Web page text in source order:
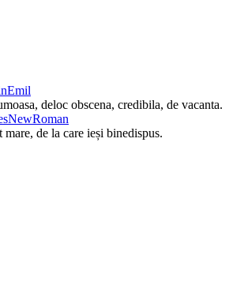
deloc obscena, credibila, de vacanta.
de la care ieși binedispus.